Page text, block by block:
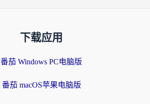
下载应用
番茄 Windows PC电脑版
番茄 macOS苹果电脑版